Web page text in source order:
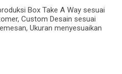
Box Take A Way sesuai
Custom Desain sesuai
Ukuran menyesuaikan